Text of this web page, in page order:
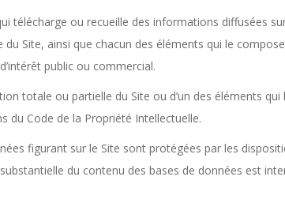
télécharge ou recueille des informations diffusées
du Site, ainsi que chacun des éléments qui le
public ou commercial.
totale ou partielle du Site ou d’un des éléments
du Code de la Propriété Intellectuelle.
figurant sur le Site sont protégées par les
du contenu des bases de données est